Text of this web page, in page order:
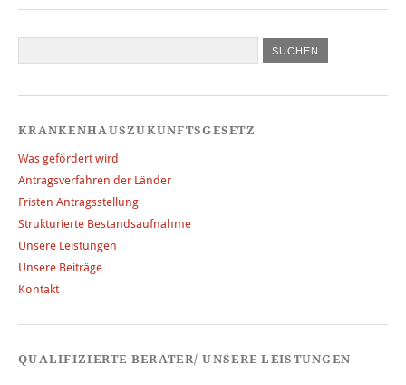
KRANKENHAUSZUKUNFTSGESETZ
Was gefördert wird
Antragsverfahren der Länder
Fristen Antragsstellung
Strukturierte Bestandsaufnahme
Unsere Leistungen
Unsere Beiträge
Kontakt
QUALIFIZIERTE BERATER/ UNSERE LEISTUNGEN